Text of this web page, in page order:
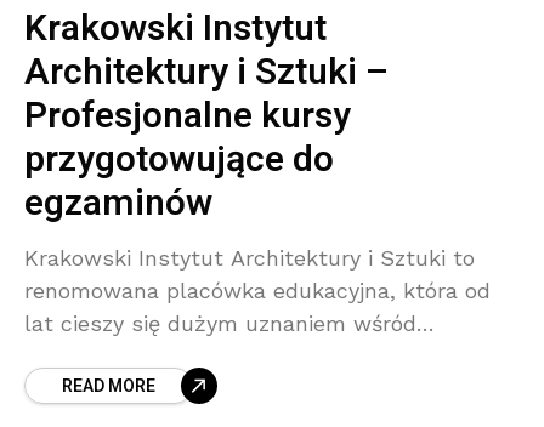
Krakowski Instytut
Architektury i Sztuki –
Profesjonalne kursy
przygotowujące do
egzaminów
Krakowski Instytut Architektury i Sztuki to
renomowana placówka edukacyjna, która od
lat cieszy się dużym uznaniem wśród
specjalizuje się w organizacji profesjonalnych
READ MORE